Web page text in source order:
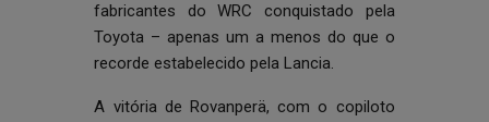
fabricantes do WRC conquistado pela
Toyota – apenas um a menos do que o
recorde estabelecido pela Lancia.
A vitória de Rovanperä, com o copiloto